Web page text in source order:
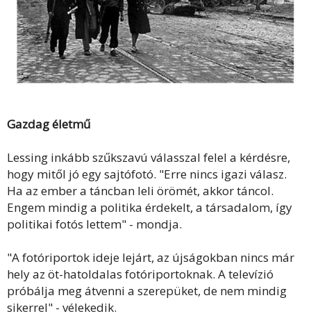
Gazdag életmű
Lessing inkább szűkszavú válasszal felel a kérdésre,
hogy mitől jó egy sajtófotó. "Erre nincs igazi válasz.
Ha az ember a táncban leli örömét, akkor táncol.
Engem mindig a politika érdekelt, a társadalom, így
politikai fotós lettem" - mondja.
"A fotóriportok ideje lejárt, az újságokban nincs már
hely az öt-hatoldalas fotóriportoknak. A televízió
próbálja meg átvenni a szerepüket, de nem mindig
sikerrel" - vélekedik.